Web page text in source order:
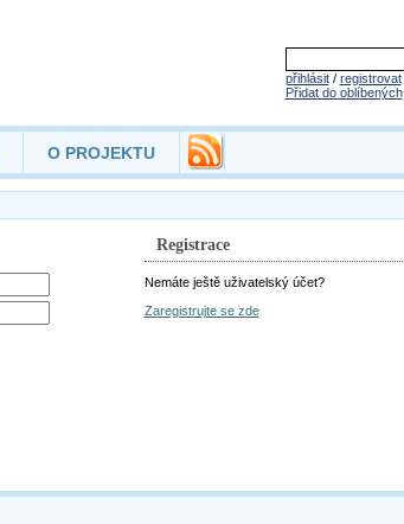
přihlásit/ registrovat
Přidat do oblíbených
O PROJEKTU
Registrace
Nemáte ještě uživatelský účet?
Zaregistrujte se zde